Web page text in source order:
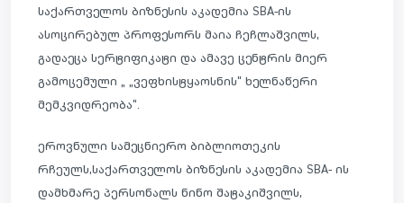
საქართველოს ბიზნესის აკადემია SBA-ის
ასოცირებულ პროფესორს მაია ჩეჩლაშვილს,
გადაეცა სერტიფიკატი და ამავე ცენტრის მიერ
გამოცემული „ „ვეფხისტყაოსნის“ ხელნაწერი
მემკვიდრეობა“.
ეროვნული სამეცნიერო ბიბლიოთეკის
რჩეულს,საქართველოს ბიზნესის აკადემია SBA- ის
დამხმარე პერსონალს ნინო შატაკიშვილს,